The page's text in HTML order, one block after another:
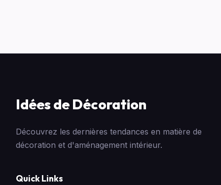
Idées de Décoration
Découvrez les dernières tendances en matière de
décoration et d'aménagement intérieur.
Quick Links